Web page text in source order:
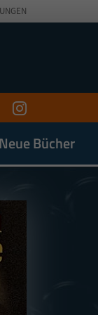
INSTAGRAM
Neue Bücher